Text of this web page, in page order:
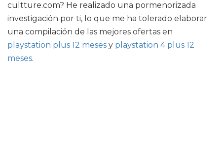
cultture.com? He realizado una pormenorizada
investigación por ti, lo que me ha tolerado elaborar
una compilación de las mejores ofertas en
playstation plus 12 meses y playstation 4 plus 12
meses.